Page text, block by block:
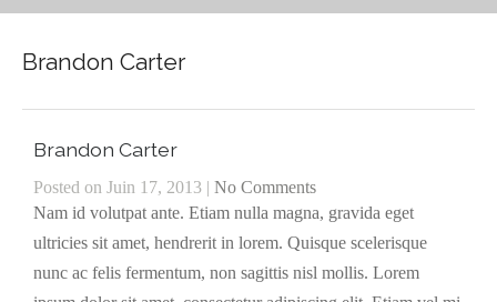
Brandon Carter
Brandon Carter
Posted on Juin 17, 2013 |No Comments
Nam id volutpat ante. Etiam nulla magna, gravida eget
ultricies sit amet, hendrerit in lorem. Quisque scelerisque
nunc ac felis fermentum, non sagittis nisl mollis. Lorem